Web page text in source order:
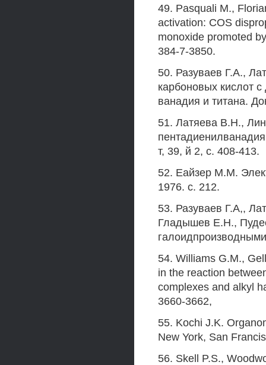
49. Pasquali M.,
activation: COS
monoxide promoted
384-7-3850.
50. Разуваев Г.А.,
карбоновых кислот
ванадия и титана.
51. Латяева В.Н.,
т, 39, й 2, с. 408-413.
52. Еайзер M.M.
1976. с. 212.
53. Разуваев Г.А,,
Гладышев Е.Н.,
54. Williams G.M.,
in the reaction
complexes and alkyl
3660-3662,
55. Kochi J.K.
New York, San
56. Skell P.S.,